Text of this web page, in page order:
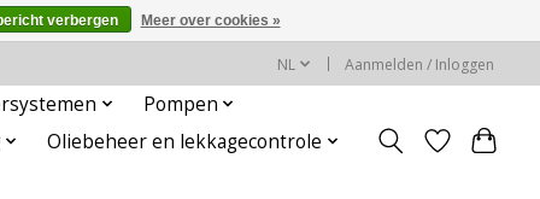
NL Aanmelden / Inloggen
Pompen
Oliebeheer en lekkagecontrole
verbergen Meer over cookies »